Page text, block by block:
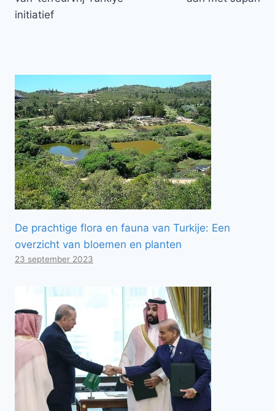
initiatief
De prachtige flora en fauna van Turkije: Een
overzicht van bloemen en planten
23 september 2023